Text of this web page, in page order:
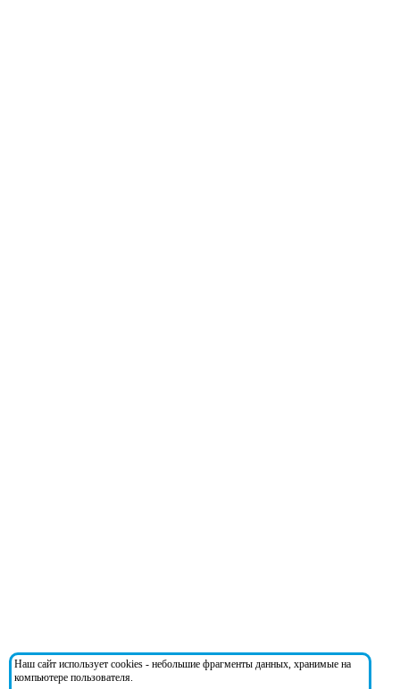
Наш сайт использует cookies - небольшие фрагменты данных, хранимые на
компьютере пользователя.